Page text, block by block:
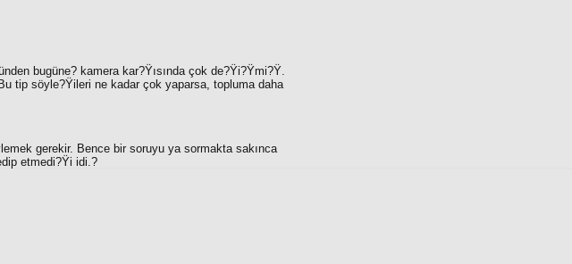
bugüne? kamera kar?Ÿısında çok de?Ÿi?Ÿmi?Ÿ.
Bu tip söyle?Ÿileri ne kadar çok yaparsa, topluma daha
gerekir. Bence bir soruyu ya sormakta sakınca
etmedi?Ÿi idi.?